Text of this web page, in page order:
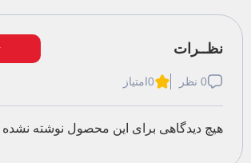
0 نظر 0امتیاز
هیچ دیدگاهی برای این محصول نوشته